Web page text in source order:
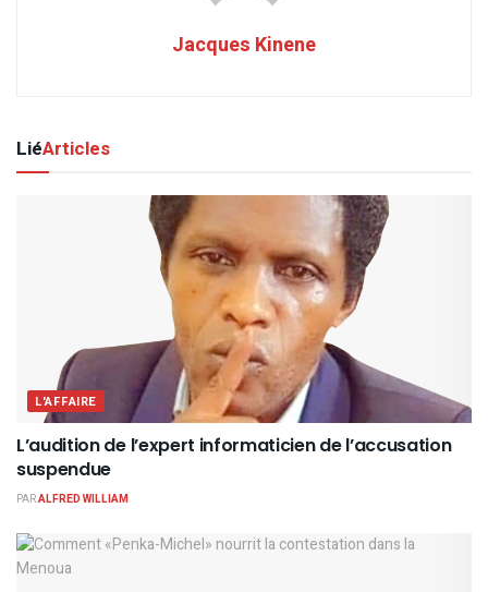
Jacques Kinene
LiéArticles
L'AFFAIRE
L’audition de l’expert informaticien de l’accusation
suspendue
PARALFRED WILLIAM